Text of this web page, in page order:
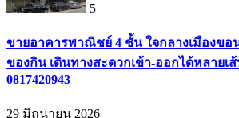
5
ขายอาคารพาณิชย์ 4 ชั้น ใจกลางเมืองขอ
ของกิน เดินทางสะดวกเข้า-ออกได้หลายเ
0817420943
29 มิถุนายน 2026